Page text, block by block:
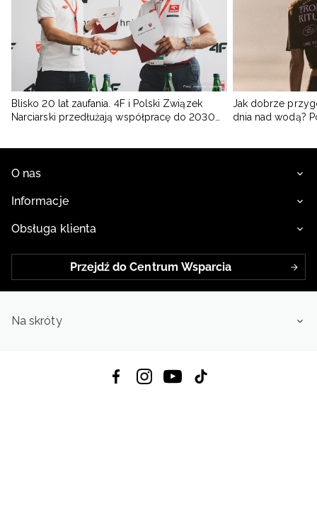
Blisko 20 lat zaufania. 4F i Polski Związek
Narciarski przedłużają współpracę do 2030
Jak dobrze
dnia nad wodą?
O nas
Informacje
Obsługa klienta
Przejdź do Centrum Wsparcia
Na skróty